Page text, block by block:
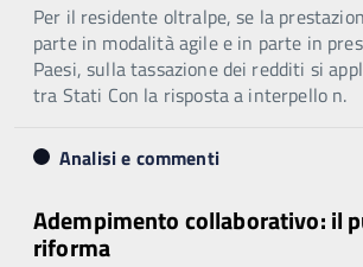
Per il residente oltralpe, se la
parte in modalità agile e in parte in
Paesi, sulla tassazione dei redditi si
tra Stati Con la risposta a interpello n.
Analisi e commenti
Adempimento collaborativo: il
riforma